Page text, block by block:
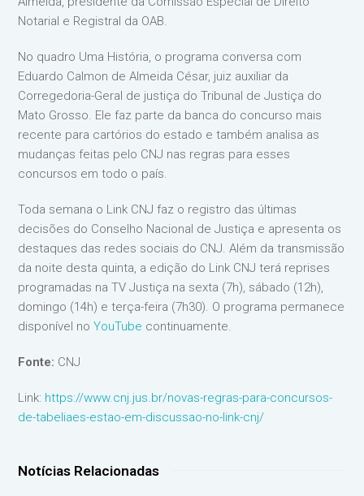
Notarial e Registral da OAB.
No quadro Uma História, o programa conversa com
Eduardo Calmon de Almeida César, juiz auxiliar da
Corregedoria-Geral de justiça do Tribunal de Justiça do
Mato Grosso. Ele faz parte da banca do concurso mais
recente para cartórios do estado e também analisa as
mudanças feitas pelo CNJ nas regras para esses
concursos em todo o país.
Toda semana o Link CNJ faz o registro das últimas
decisões do Conselho Nacional de Justiça e apresenta os
destaques das redes sociais do CNJ. Além da transmissão
da noite desta quinta, a edição do Link CNJ terá reprises
programadas na TV Justiça na sexta (7h), sábado (12h),
domingo (14h) e terça-feira (7h30). O programa permanece
disponível noYouTube continuamente.
Fonte: CNJ
Link: https://www.cnj.jus.br/novas-regras-para-concursos-
de-tabeliaes-estao-em-discussao-no-link-cnj/
Notícias Relacionadas